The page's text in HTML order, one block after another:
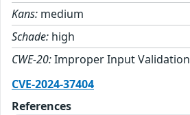
Kans: medium
Schade: high
CWE-20:Improper Input Validation
CVE-2024-37404
References